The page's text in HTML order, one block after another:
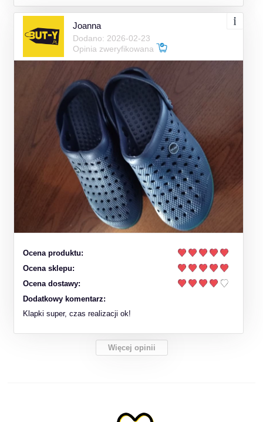
Joanna
Dodano: 2026-02-23
Opinia zweryfikowana
Ocena produktu:
Ocena sklepu:
Ocena dostawy:
Dodatkowy komentarz:
Klapki super, czas realizacji ok!
Więcej opinii